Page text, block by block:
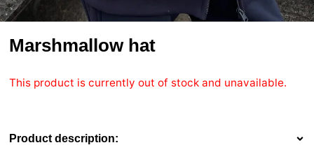
Marshmallow hat
This product is currently out of stock and unavailable.
Product description: